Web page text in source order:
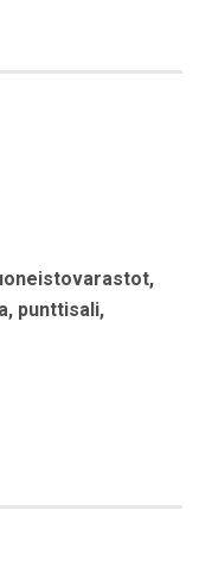
,
, punttisali,